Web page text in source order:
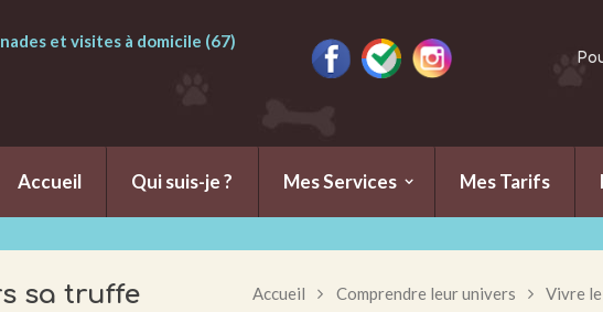
et visites à domicile (67)
Accueil Qui suis-je ? Mes Services Mes Tarifs
sa truffe Accueil Comprendre leur univers Vivre